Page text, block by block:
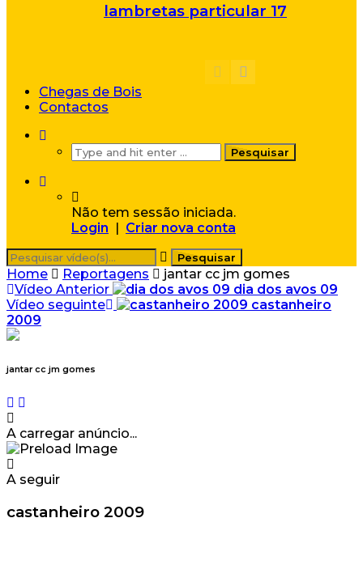
lambretas particular 17
Chegas de Bois
Contactos
Não tem sessão iniciada.
Login
Criar nova conta
Home Reportagens
jantar cc jm gomes
Vídeo Anterior
dia dos avos 09
Vídeo seguinte
castanheiro
2009
jantar cc jm gomes
A carregar anúncio...
A seguir
castanheiro 2009